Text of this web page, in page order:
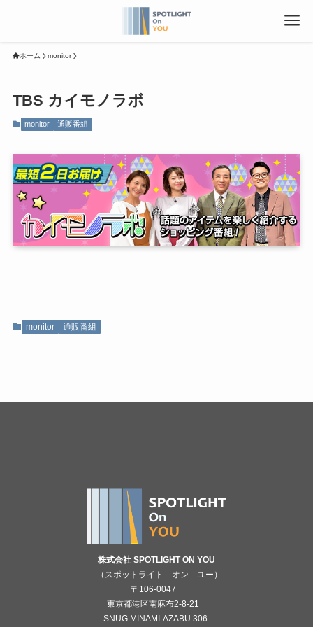
ホーム monitor
TBS カイモノラボ
monitor 通販番組
monitor 通販番組
株式会社 SPOTLIGHT ON YOU
（スポットライト オン ユー）
〒106-0047
東京都港区南麻布2-8-21
SNUG MINAMI-AZABU 306